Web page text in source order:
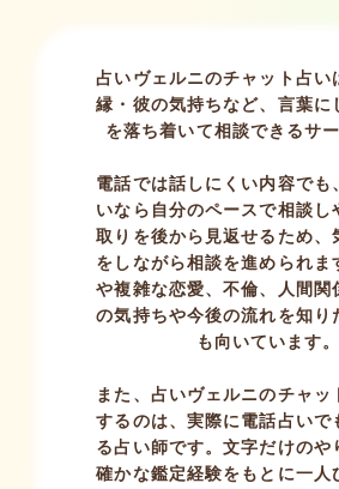
占いヴェルニのチャット占い
縁・彼の気持ちなど、言葉に
を落ち着いて相談できるサ
電話では話しにくい内容でも
いなら自分のペースで相談し
取りを後から見返せるため、
をしながら相談を進められま
や複雑な恋愛、不倫、人間関
の気持ちや今後の流れを知り
も向いています。
また、占いヴェルニのチャッ
するのは、実際に電話占いで
る占い師です。文字だけのや
確かな鑑定経験をもとに一人